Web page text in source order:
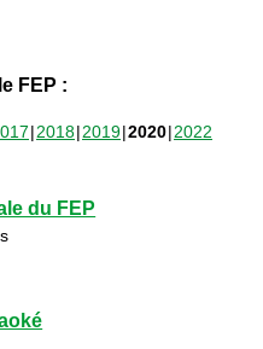
FEP :
2018 2019 2020 2022
du FEP